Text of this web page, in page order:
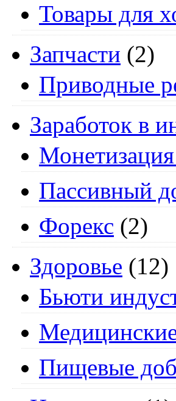
Товары для
Запчасти (2)
Приводные
Заработок в
Монетизация
Пассивный
Форекс (2)
Здоровье (12)
Бьюти
Пищевые